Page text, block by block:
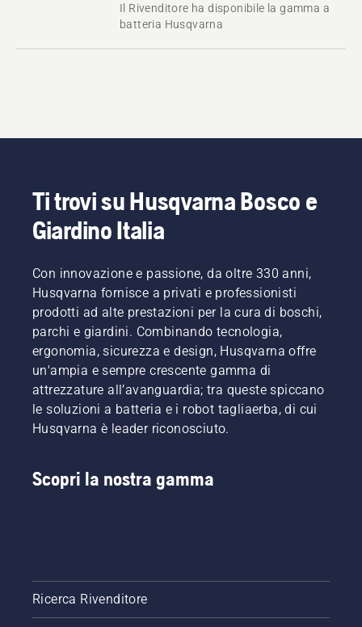
Il Rivenditore ha disponibile la gamma a
batteria Husqvarna
Ti trovi su Husqvarna Bosco e
Giardino Italia
Con innovazione e passione, da oltre 330 anni,
Husqvarna fornisce a privati e professionisti
prodotti ad alte prestazioni per la cura di boschi,
parchi e giardini. Combinando tecnologia,
ergonomia, sicurezza e design, Husqvarna offre
un'ampia e sempre crescente gamma di
attrezzature all’avanguardia; tra queste spiccano
le soluzioni a batteria e i robot tagliaerba, di cui
Husqvarna è leader riconosciuto.
Scopri la nostra gamma
Ricerca Rivenditore